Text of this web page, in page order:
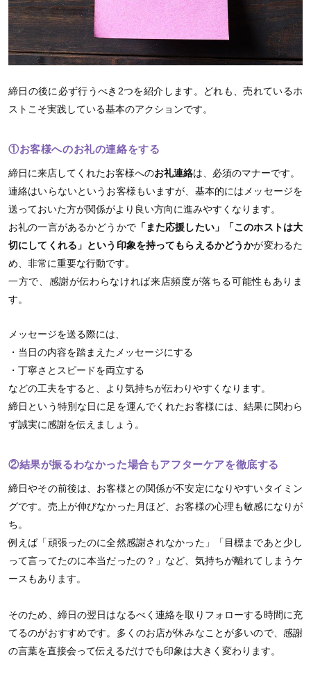
締日の後に必ず行うべき2つを紹介します。どれも、売れているホ
ストこそ実践している基本のアクションです。
①お客様へのお礼の連絡をする
締日に来店してくれたお客様へのお礼連絡は、必須のマナーです。
連絡はいらないというお客様もいますが、基本的にはメッセージを
送っておいた方が関係がより良い方向に進みやすくなります。
お礼の一言があるかどうかで「また応援したい」「このホストは大
切にしてくれる」という印象を持ってもらえるかどうかが変わるた
め、非常に重要な行動です。
一方で、感謝が伝わらなければ来店頻度が落ちる可能性もありま
す。
メッセージを送る際には、
・当日の内容を踏まえたメッセージにする
・丁寧さとスピードを両立する
などの工夫をすると、より気持ちが伝わりやすくなります。
締日という特別な日に足を運んでくれたお客様には、結果に関わら
ず誠実に感謝を伝えましょう。
②結果が振るわなかった場合もアフターケアを徹底する
締日やその前後は、お客様との関係が不安定になりやすいタイミン
グです。売上が伸びなかった月ほど、お客様の心理も敏感になりが
ち。
例えば「頑張ったのに全然感謝されなかった」「目標まであと少し
って言ってたのに本当だったの？」など、気持ちが離れてしまうケ
ースもあります。
そのため、締日の翌日はなるべく連絡を取りフォローする時間に充
てるのがおすすめです。多くのお店が休みなことが多いので、感謝
の言葉を直接会って伝えるだけでも印象は大きく変わります。